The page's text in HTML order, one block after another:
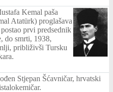
Kemal paša
Atatürk) proglašava
prvi predsednik
do smrti, 1938,
približivši Tursku
Stjepan Šćavničar, hrvatski